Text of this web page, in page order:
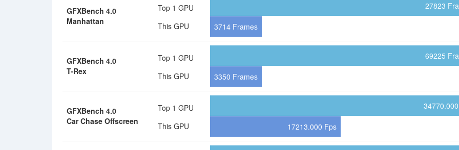
GFXBench 4.0
Manhattan
Top 1 GPU
This GPU
27823
3714 Frames
GFXBench 4.0
T-Rex
Top 1 GPU
This GPU
69225
3350 Frames
GFXBench 4.0
Car Chase Offscreen
Top 1 GPU
This GPU
17213.000 Fps